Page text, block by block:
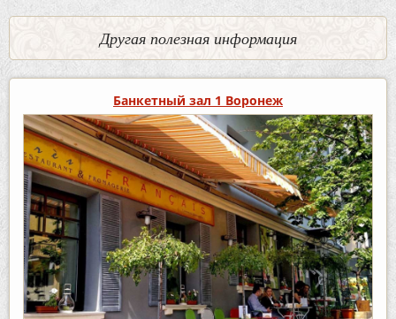
Другая полезная информация
Банкетный зал 1 Воронеж